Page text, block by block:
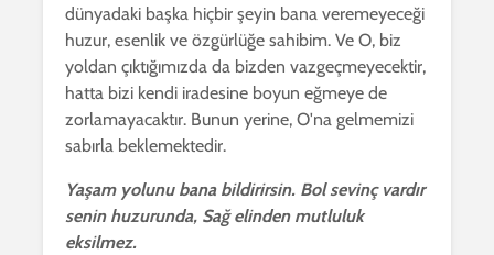
dünyadaki başka hiçbir şeyin bana veremeyeceği
huzur, esenlik ve özgürlüğe sahibim. Ve O, biz
yoldan çıktığımızda da bizden vazgeçmeyecektir,
hatta bizi kendi iradesine boyun eğmeye de
zorlamayacaktır. Bunun yerine, O'na gelmemizi
sabırla beklemektedir.
Yaşam yolunu bana bildirirsin. Bol sevinç vardır
senin huzurunda, Sağ elinden mutluluk
eksilmez.